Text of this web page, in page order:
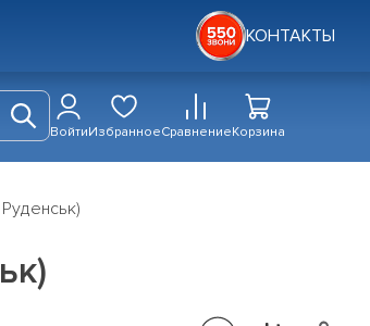
КОНТАКТЫ
ВойтиИзбранноеСравнениеКорзина